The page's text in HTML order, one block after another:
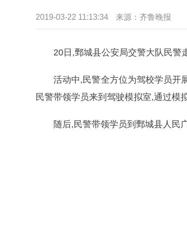
2019-03-22 11:13:34 来源：齐鲁晚报
20日,鄄城县公安局交警大队民警
活动中,民警全方位为驾校学员开
民警带领学员来到驾驶模拟室,通过模
随后,民警带领学员到鄄城县人民